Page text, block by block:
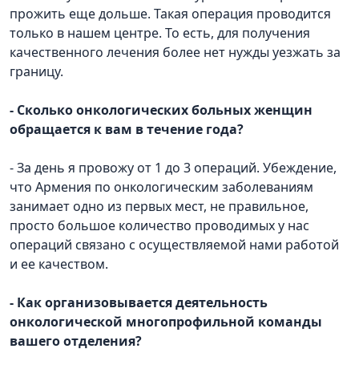
прожить еще дольше. Такая операция проводится
только в нашем центре. То есть, для получения
качественного лечения более нет нужды уезжать за
границу.
- Сколько онкологических больных женщин
обращается к вам в течение года?
- За день я провожу от 1 до 3 операций. Убеждение,
что Армения по онкологическим заболеваниям
занимает одно из первых мест, не правильное,
просто большое количество проводимых у нас
операций связано с осуществляемой нами работой
и ее качеством.
- Как организовывается деятельность
онкологической многопрофильной команды
вашего отделения?